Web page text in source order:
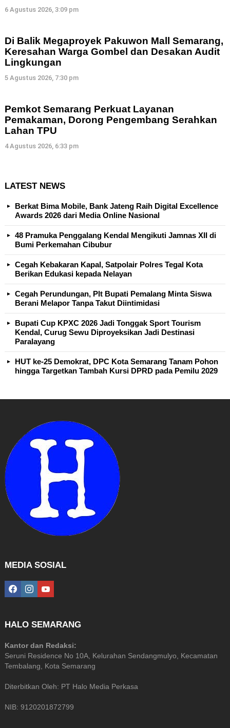
6 Agustus 2026, 3:09 pm
Di Balik Megaproyek Pakuwon Mall Semarang,
Keresahan Warga Gombel dan Desakan Audit
Lingkungan
5 Agustus 2026, 7:30 pm
Pemkot Semarang Perkuat Layanan
Pemakaman, Dorong Pengembang Serahkan
Lahan TPU
4 Agustus 2026, 6:33 pm
LATEST NEWS
Berkat Bima Mobile, Bank Jateng Raih Digital Excellence
Awards 2026 dari Media Online Nasional
48 Pramuka Penggalang Kendal Mengikuti Jamnas XII di
Bumi Perkemahan Cibubur
Cegah Kebakaran Kapal, Satpolair Polres Tegal Kota
Berikan Edukasi kepada Nelayan
Cegah Perundungan, Plt Bupati Pemalang Minta Siswa
Berani Melapor Tanpa Takut Diintimidasi
Bupati Cup KPXC 2026 Jadi Tonggak Sport Tourism
Kendal, Curug Sewu Diproyeksikan Jadi Destinasi
Paralayang
HUT ke-25 Demokrat, DPC Kota Semarang Tanam Pohon
hingga Targetkan Tambah Kursi DPRD pada Pemilu 2029
MEDIA SOSIAL
facebookinstagramyoutube
HALO SEMARANG
Kantor dan Redaksi:
Seruni Residence No 10A, Kelurahan Sendangmulyo, Kecamatan
Tembalang, Kota Semarang
Diterbitkan Oleh: PT Halo Media Perkasa
NIB: 9120201872799